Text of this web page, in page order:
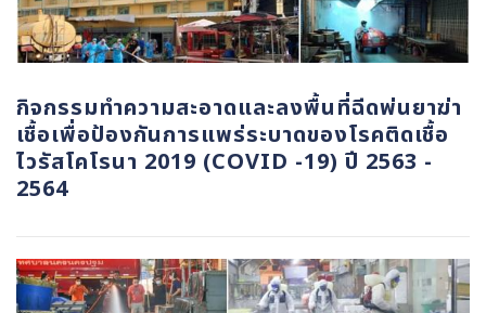
กิจกรรมทำความสะอาดและลงพื้นที่ฉีดพ่นยาฆ่า
เชื้อเพื่อป้องกันการแพร่ระบาดของโรคติดเชื้อ
ไวรัสโคโรนา 2019 (COVID -19) ปี 2563 -
2564